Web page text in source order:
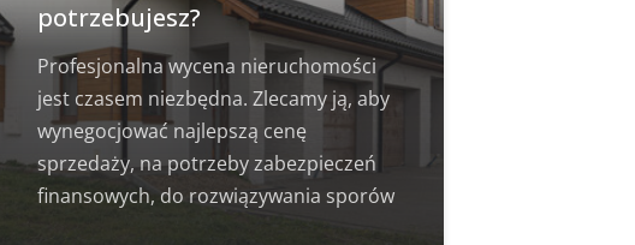
potrzebujesz?
Profesjonalna wycena nieruchomości
jest czasem niezbędna. Zlecamy ją, aby
wynegocjować najlepszą cenę
sprzedaży, na potrzeby zabezpieczeń
finansowych, do rozwiązywania sporów